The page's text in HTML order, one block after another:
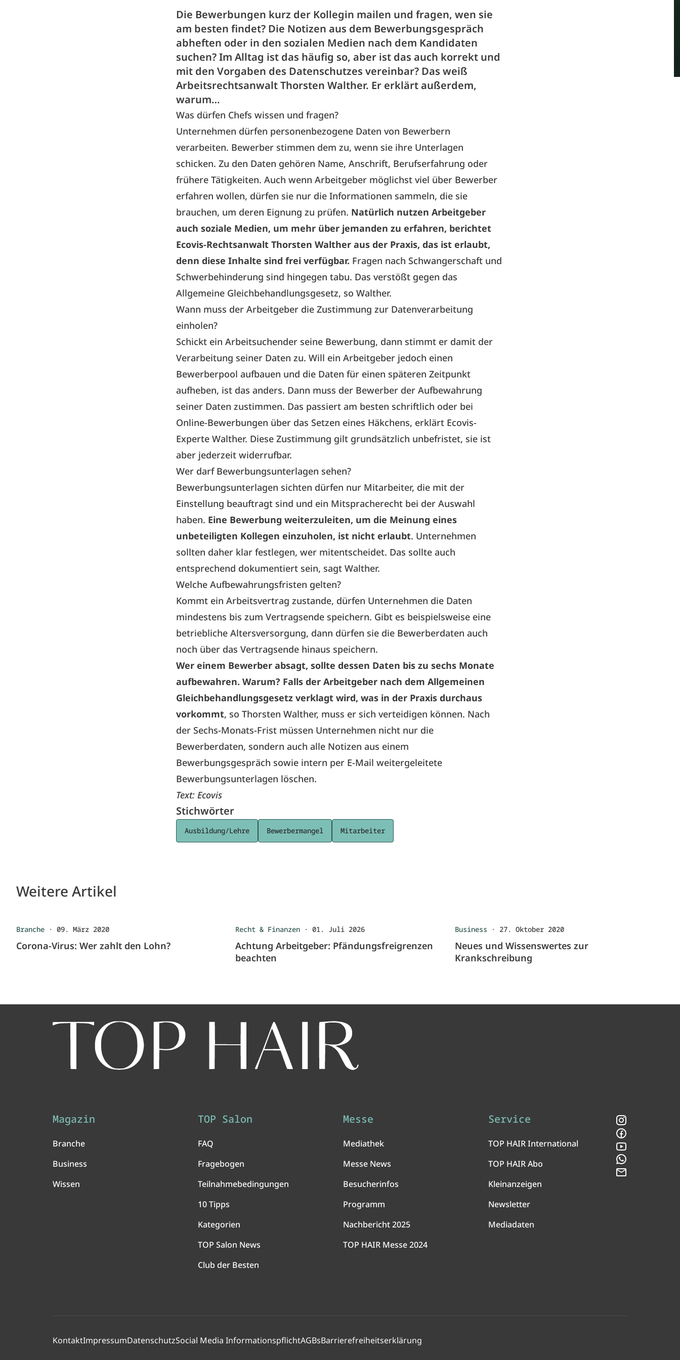
Die Bewerbungen kurz der Kollegin mailen und fragen, wen sie
am besten findet? Die Notizen aus dem Bewerbungsgespräch
abheften oder in den sozialen Medien nach dem Kandidaten
suchen? Im Alltag ist das häufig so, aber ist das auch korrekt und
mit den Vorgaben des Datenschutzes vereinbar? Das weiß
Arbeitsrechtsanwalt Thorsten Walther. Er erklärt außerdem,
warum…
Was dürfen Chefs wissen und fragen?
Unternehmen dürfen personenbezogene Daten von Bewerbern
verarbeiten. Bewerber stimmen dem zu, wenn sie ihre Unterlagen
schicken. Zu den Daten gehören Name, Anschrift, Berufserfahrung oder
frühere Tätigkeiten. Auch wenn Arbeitgeber möglichst viel über Bewerber
erfahren wollen, dürfen sie nur die Informationen sammeln, die sie
brauchen, um deren Eignung zu prüfen. Natürlich nutzen Arbeitgeber
auch soziale Medien, um mehr über jemanden zu erfahren, berichtet
Ecovis-Rechtsanwalt Thorsten Walther aus der Praxis, das ist erlaubt,
denn diese Inhalte sind frei verfügbar. Fragen nach Schwangerschaft und
Schwerbehinderung sind hingegen tabu. Das verstößt gegen das
Allgemeine Gleichbehandlungsgesetz, so Walther.
Wann muss der Arbeitgeber die Zustimmung zur Datenverarbeitung
einholen?
Schickt ein Arbeitsuchender seine Bewerbung, dann stimmt er damit der
Verarbeitung seiner Daten zu. Will ein Arbeitgeber jedoch einen
Bewerberpool aufbauen und die Daten für einen späteren Zeitpunkt
aufheben, ist das anders. Dann muss der Bewerber der Aufbewahrung
seiner Daten zustimmen. Das passiert am besten schriftlich oder bei
Online-Bewerbungen über das Setzen eines Häkchens, erklärt Ecovis-
Experte Walther. Diese Zustimmung gilt grundsätzlich unbefristet, sie ist
aber jederzeit widerrufbar.
Wer darf Bewerbungsunterlagen sehen?
Bewerbungsunterlagen sichten dürfen nur Mitarbeiter, die mit der
Einstellung beauftragt sind und ein Mitspracherecht bei der Auswahl
haben. Eine Bewerbung weiterzuleiten, um die Meinung eines
unbeteiligten Kollegen einzuholen, ist nicht erlaubt. Unternehmen
sollten daher klar festlegen, wer mitentscheidet. Das sollte auch
entsprechend dokumentiert sein, sagt Walther.
Welche Aufbewahrungsfristen gelten?
Kommt ein Arbeitsvertrag zustande, dürfen Unternehmen die Daten
mindestens bis zum Vertragsende speichern. Gibt es beispielsweise eine
betriebliche Altersversorgung, dann dürfen sie die Bewerberdaten auch
noch über das Vertragsende hinaus speichern.
Wer einem Bewerber absagt, sollte dessen Daten bis zu sechs Monate
aufbewahren. Warum? Falls der Arbeitgeber nach dem Allgemeinen
Gleichbehandlungsgesetz verklagt wird, was in der Praxis durchaus
vorkommt, so Thorsten Walther, muss er sich verteidigen können. Nach
der Sechs-Monats-Frist müssen Unternehmen nicht nur die
Bewerberdaten, sondern auch alle Notizen aus einem
Bewerbungsgespräch sowie intern per E-Mail weitergeleitete
Bewerbungsunterlagen löschen.
Text: Ecovis
Stichwörter
Ausbildung/Lehre Bewerbermangel Mitarbeiter
Weitere Artikel
Branche · 09. März 2020
Corona-Virus: Wer zahlt den Lohn?
Recht & Finanzen ·01. Juli 2026
Achtung Arbeitgeber: Pfändungsfreigrenzen
beachten
Business · 27. Oktober 2020
Neues und Wissenswertes zur
Krankschreibung
Magazin
Branche
Business
Wissen
TOP Salon
FAQ
Fragebogen
Teilnahmebedingungen
10 Tipps
Kategorien
TOP Salon News
Club der Besten
Messe
Mediathek
Messe News
Besucherinfos
Programm
Nachbericht 2025
TOP HAIR Messe 2024
Service
TOP HAIR International
TOP HAIR Abo
Kleinanzeigen
Newsletter
Mediadaten
KontaktImpressumDatenschutzSocial Media InformationspflichtAGBsBarrierefreiheitserklärung